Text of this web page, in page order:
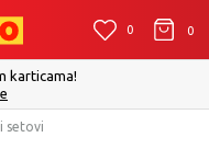
0 0
karticama!
setovi